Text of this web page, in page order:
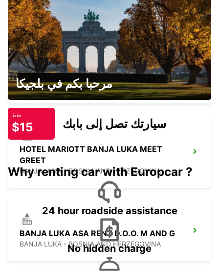
SAN BENEDETTO DEL TRONTO
SAN BENEDETTO DEL TRONTO - ITALY
HOTEL PALAS BANJA LUKA MEET GREET
BANJA LUKA - BOSNIA AND HERZEGOVINA
HOTEL MARIOTT BANJA LUKA MEET
GREET
BANJA LUKA - BOSNIA AND HERZEGOVINA
BANJA LUKA ASA RENT D.O.O. M AND G
BANJA LUKA - BOSNIA AND HERZEGOVINA
مرحبا بكم في بلجيكا
فقط
$15 سيارتك تصل إلى بابك
Why renting car with Europcar ?
24 hour roadside assistance
No hidden charge